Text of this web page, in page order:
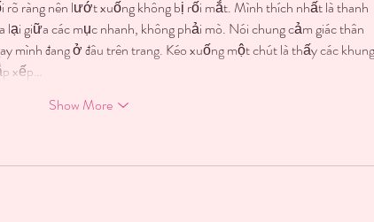
rõ ràng nên lướt xuống không bị rối mắt. Mình thích nhất là thanh
giữa các mục nhanh, không phải mò. Nói chung cảm giác thân
đang ở đâu trên trang. Kéo xuống một chút là thấy các
xếp…
Show More